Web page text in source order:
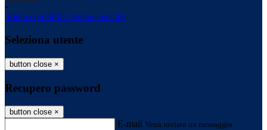
-
Entra con SPID Entra con CIE
Seleziona utente
button close ×
Recupero password
button close ×
E-mail Verrà inviato un messaggio